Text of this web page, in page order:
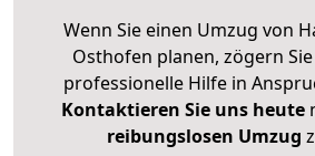
Wenn Sie einen Umzug von
Osthofen planen, zögern
professionelle Hilfe in
Kontaktieren Sie uns heute
reibungslosen Umzug